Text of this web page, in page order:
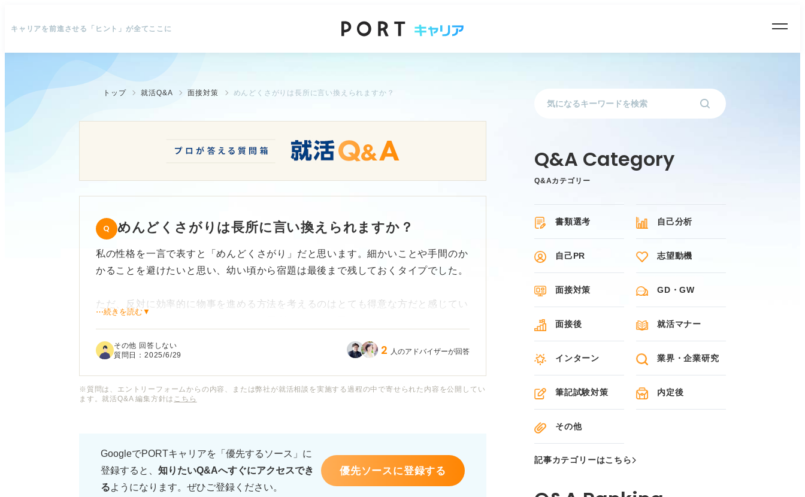
キャリアを前進させる「ヒント」が全てここに
トップ 就活Q&A 面接対策 めんどくさがりは長所に言い換えられますか？
めんどくさがりは長所に言い換えられますか？
私の性格を一言で表すと「めんどくさがり」だと思います。細かいことや手間のか
かることを避けたいと思い、幼い頃から宿題は最後まで残しておくタイプでした。
ただ、反対に効率的に物事を進める方法を考えるのはとても得意な方だと感じてい
就職活動において、この「めんどくさがり」な性格は、長所としてアピールできる
ょうか？ 何か良い言い換え方法などがあれば教えてください。
⋯続きを読む▼
その他 回答しない
質問日：2025/6/29 2 人のアドバイザーが回答
※質問は、エントリーフォームからの内容、または弊社が就活相談を実施する過程の中で寄せられた内容を公開してい
ます。就活Q&A 編集方針は こちら
GoogleでPORTキャリアを「優先するソース」に
登録すると、 知りたいQ&Aへすぐにアクセスでき
るようになります。ぜひご登録ください。
優先ソースに登録する
Q&Aカテゴリー
書類選考 自己分析
自己PR 志望動機
面接対策 GD・GW
面接後 就活マナー
インターン 業界・企業研究
筆記試験対策 内定後
その他
記事カテゴリーはこちら